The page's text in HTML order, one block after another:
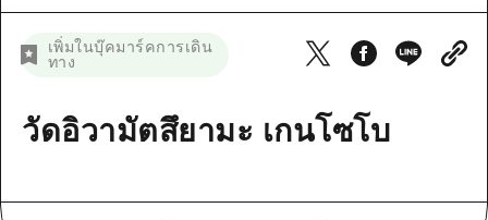
สถานบันเทิงยามค่ำคืน
มรดกโลก
มาตรฐาน
บิโฮค
บริเวณรอบๆ มิยาจิมะ
บิโฮคุ
เกโฮคุ
ยามากุจิตะวันออก
สรุปการจราจรรอง
ตั๋วเที่ยวคุ้มค่าตั๋วเที่ยวคุ้มค่า
HOME
ข่าว
เพิ่มในบุ๊คมาร์คการเดิน
ทาง
วัดอิวามัตสึยามะ เกนโซโบ